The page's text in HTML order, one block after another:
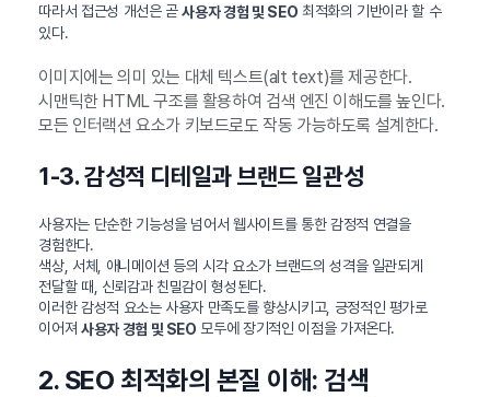
따라서 접근성 개선은 곧사용자 경험 및 SEO 최적화의 기반이라 할 수
있다.
이미지에는 의미 있는 대체 텍스트(alt text)를 제공한다.
시맨틱한 HTML 구조를 활용하여 검색 엔진 이해도를 높인다.
모든 인터랙션 요소가 키보드로도 작동 가능하도록 설계한다.
1-3. 감성적 디테일과 브랜드 일관성
사용자는 단순한 기능성을 넘어서 웹사이트를 통한 감정적 연결을
경험한다.
색상, 서체, 애니메이션 등의 시각 요소가 브랜드의 성격을 일관되게
전달할 때, 신뢰감과 친밀감이 형성된다.
이러한 감성적 요소는 사용자 만족도를 향상시키고, 긍정적인 평가로
이어져 사용자 경험 및 SEO 모두에 장기적인 이점을 가져온다.
2. SEO 최적화의 본질 이해: 검색